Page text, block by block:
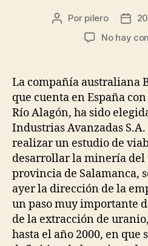
Autor
Por pilero
Fecha
la
No hay
La compañía australiana
que cuenta en España
Río Alagón, ha sido
Industrias Avanzadas
realizar un estudio de
desarrollar la minería del
provincia de Salamanca,
ayer la dirección de la
un paso muy importante
de la extracción de
hasta el año 2000, en que